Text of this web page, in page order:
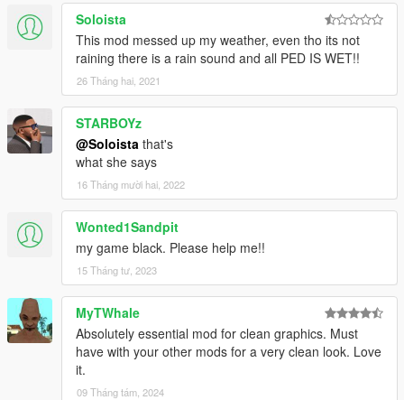
Soloista
This mod messed up my weather, even tho its not
raining there is a rain sound and all PED IS WET!!
26 Tháng hai, 2021
STARBOYz
@Soloista that's
what she says
16 Tháng mười hai, 2022
Wonted1Sandpit
my game black. Please help me!!
15 Tháng tư, 2023
MyTWhale
Absolutely essential mod for clean graphics. Must
have with your other mods for a very clean look. Love
it.
09 Tháng tám, 2024